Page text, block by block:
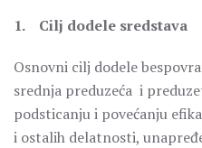
1. Cilj dodele sredstava
Osnovni cilj dodele
srednja preduzeća i
podsticanju i povećanju
i ostalih delatnosti,